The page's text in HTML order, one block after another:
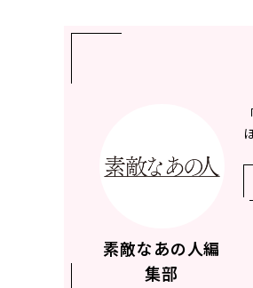
素敵なあの人編
集部